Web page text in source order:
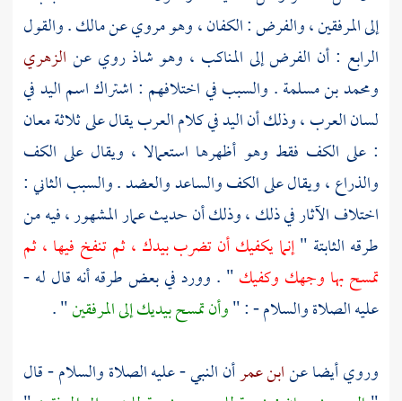
إلى المرفقين ، والفرض : الكفان ، وهو مروي عنمالك. والقول
الرابع : أن الفرض إلى المناكب ، وهو شاذ روي عن الزهري
ومحمد بن مسلمة. والسبب في اختلافهم : اشتراك اسم اليد في
لسان العرب ، وذلك أن اليد في كلام العرب يقال على ثلاثة معان
: على الكف فقط وهو أظهرها استعمالا ، ويقال على الكف
والذراع ، ويقال على الكف والساعد والعضد . والسبب الثاني :
اختلاف الآثار في ذلك ، وذلك أن حديثعمارالمشهور ، فيه من
طرقه الثابتة "إنما يكفيك أن تضرب بيدك ، ثم تنفخ فيها ، ثم
تمسح بها وجهك وكفيك" . وورد في بعض طرقه أنه قال له -
عليه الصلاة والسلام - : "وأن تمسح بيديك إلى المرفقين" .
وروي أيضا عنابن عمرأن النبي - عليه الصلاة والسلام - قال